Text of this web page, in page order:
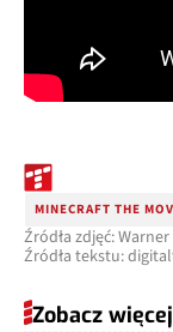
MINECRAFT THE
Źródła zdjęć:
Źródła tekstu:
Zobacz więcej